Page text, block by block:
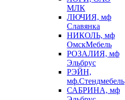
МЛК
ЛЮЧИЯ, мф
Славянка
НИКОЛЬ, мф
ОмскМебель
РОЗАЛИЯ, мф
Эльбрус
РЭЙН,
мф.Стендмебель
САБРИНА, мф